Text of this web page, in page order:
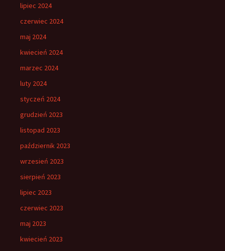
lipiec 2024
czerwiec 2024
maj 2024
kwiecień 2024
marzec 2024
luty 2024
styczeń 2024
grudzień 2023
listopad 2023
październik 2023
wrzesień 2023
sierpień 2023
lipiec 2023
czerwiec 2023
maj 2023
kwiecień 2023